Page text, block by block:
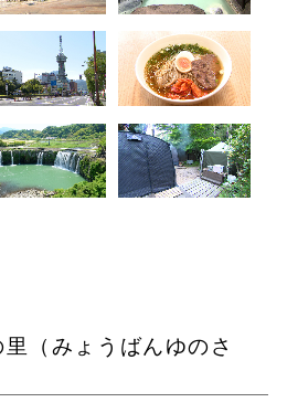
（みょうばんゆのさ